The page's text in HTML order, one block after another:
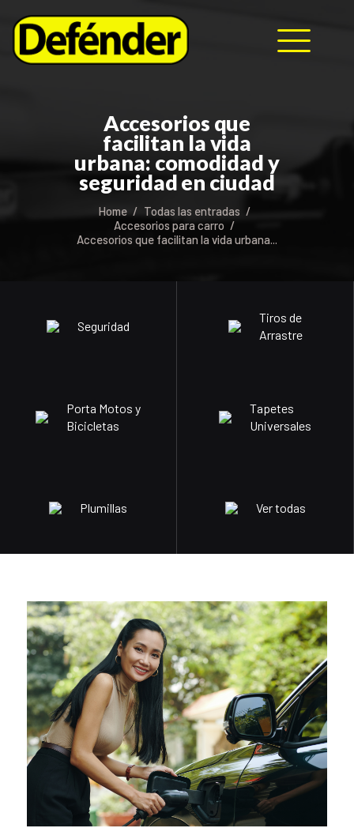
Accesorios que
facilitan la vida
urbana: comodidad y
seguridad en ciudad
Home
Todas las entradas
Accesorios para carro
Accesorios que facilitan la vida urbana...
Seguridad
Tiros de
Arrastre
Porta Motos y
Bicicletas
Tapetes
Universales
Plumillas Ver todas
NOSOTROS
PRODUCTOS
MANUALES
RECURSOS
CONTACTO